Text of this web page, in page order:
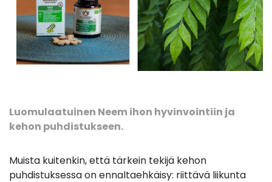
Luomulaatuinen Neem ihon hyvinvointiin ja
kehon puhdistukseen.
Muista kuitenkin, että tärkein tekijä kehon
puhdistuksessa on ennaltaehkäisy: riittävä liikunta